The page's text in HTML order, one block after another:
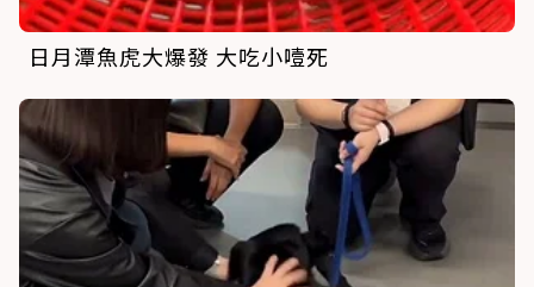
日月潭魚虎大爆發 大吃小噎死